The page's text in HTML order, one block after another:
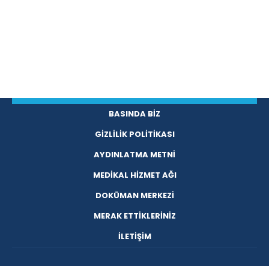
BASINDA BİZ
GİZLİLİK POLİTİKASI
AYDINLATMA METNİ
MEDİKAL HİZMET AĞI
DOKÜMAN MERKEZİ
MERAK ETTİKLERİNİZ
İLETİŞİM